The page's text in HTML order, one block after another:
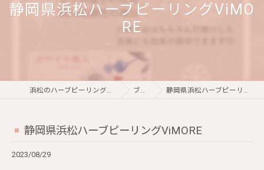
静岡県浜松ハーブピーリングViMO
RE
浜松のハーブピーリングならViMORE ブログ 静岡県浜松ハーブピーリングViMORE
静岡県浜松ハーブピーリングViMORE
2023/08/29